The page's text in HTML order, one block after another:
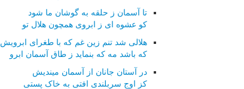
تا آسمان ز حلقه به گوشان ما شود
کو عشوه ای ز ابروی همچون هلال تو
هلالی شد تنم زین غم که با طغرای ابرویش
که باشد مه که بنماید ز طاق آسمان ابرو
در آستان جانان از آسمان میندیش
کز اوج سربلندی افتی به خاک پستی